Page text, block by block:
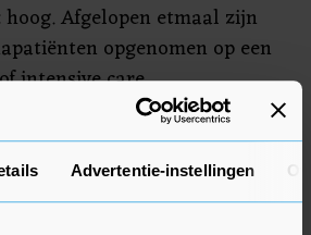
Advertentie-instellingen
Afgelopen etmaal zijn
opgenomen op een
intensive care.